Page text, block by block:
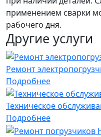
применением сварки
рабочего дня.
Другие услуги
Ремонт
Подробнее
Техническое
Подробнее